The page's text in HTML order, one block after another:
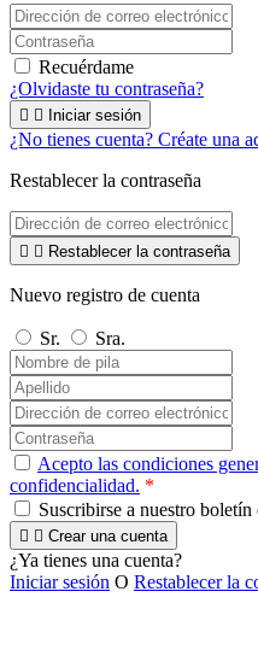
Recuérdame
¿Olvidaste tu contraseña?
  Iniciar sesión
¿No tienes cuenta? Créate una
Restablecer la contraseña
  Restablecer la contraseña
Nuevo registro de cuenta
Sr. Sra.
Acepto las condiciones
confidencialidad. *
Suscribirse a nuestro boletín
  Crear una cuenta
¿Ya tienes una cuenta?
Iniciar sesión O Restablecer la